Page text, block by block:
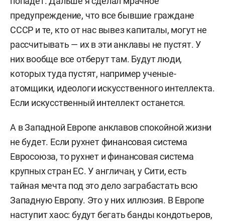
предупреждение, что все бывшие граждане
СССР и те, кто от нас вывез капиталы, могут не
рассчитывать — их в эти анклавы не пустят. У
них вообще все отберут там. Будут люди,
которых туда пустят, например ученые-
атомщики, идеологи искусственного интеллекта.
Если искусственный интеллект останется.
А в Западной Европе анклавов спокойной жизни
не будет. Если рухнет финансовая система
Евросоюза, то рухнет и финансовая система
крупных стран ЕС. У англичан, у Сити, есть
тайная мечта под это дело заграбастать всю
Западную Европу. Это у них иллюзия. В Европе
наступит хаос: будут бегать банды кондотьеров,